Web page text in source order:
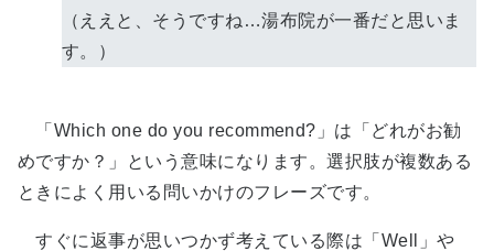
（ええと、そうですね…湯布院が一番だと思いま
す。）
「Which one do you recommend?」は「どれがお勧
めですか？」という意味になります。選択肢が複数ある
ときによく用いる問いかけのフレーズです。
すぐに返事が思いつかず考えている際は「Well」や